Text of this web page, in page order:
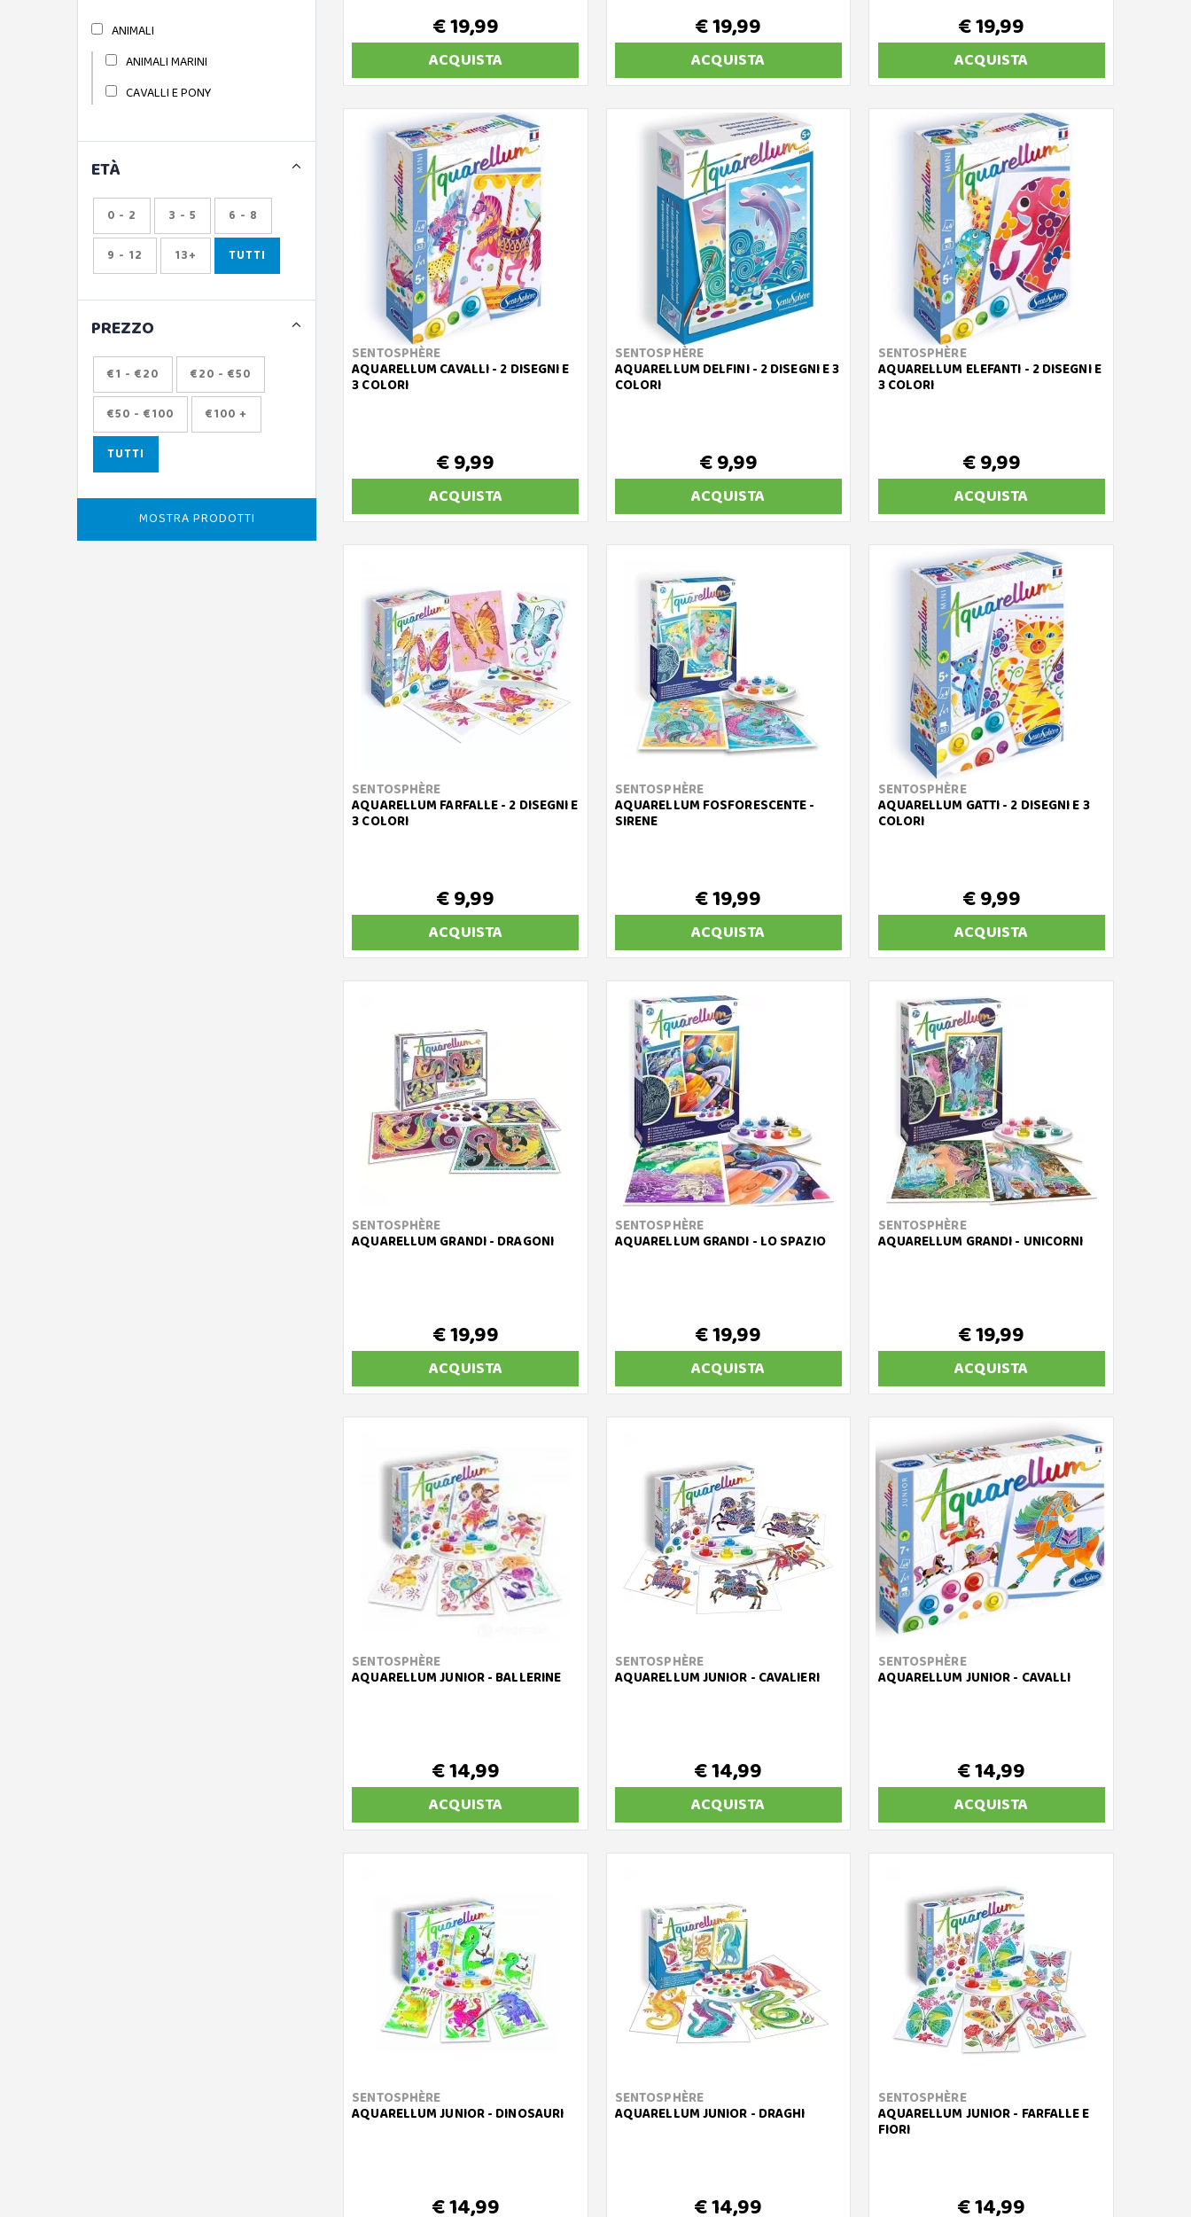
€ 19,99
ACQUISTA
€ 19,99
ACQUISTA
€ 19,99
ACQUISTA
SENTOSPHÈRE
AQUARELLUM CAVALLI - 2 DISEGNI E
3 COLORI
€ 9,99
ACQUISTA
SENTOSPHÈRE
AQUARELLUM DELFINI - 2 DISEGNI E 3
COLORI
€ 9,99
ACQUISTA
SENTOSPHÈRE
AQUARELLUM ELEFANTI - 2 DISEGNI E
3 COLORI
€ 9,99
ACQUISTA
SENTOSPHÈRE
AQUARELLUM FARFALLE - 2 DISEGNI E
3 COLORI
€ 9,99
ACQUISTA
SENTOSPHÈRE
AQUARELLUM FOSFORESCENTE -
SIRENE
€ 19,99
ACQUISTA
SENTOSPHÈRE
AQUARELLUM GATTI - 2 DISEGNI E 3
COLORI
€ 9,99
ACQUISTA
SENTOSPHÈRE
AQUARELLUM GRANDI - DRAGONI
€ 19,99
ACQUISTA
SENTOSPHÈRE
AQUARELLUM GRANDI - LO SPAZIO
€ 19,99
ACQUISTA
SENTOSPHÈRE
AQUARELLUM GRANDI - UNICORNI
€ 19,99
ACQUISTA
SENTOSPHÈRE
AQUARELLUM JUNIOR - BALLERINE
€ 14,99
ACQUISTA
SENTOSPHÈRE
AQUARELLUM JUNIOR - CAVALIERI
€ 14,99
ACQUISTA
SENTOSPHÈRE
AQUARELLUM JUNIOR - CAVALLI
€ 14,99
ACQUISTA
SENTOSPHÈRE
AQUARELLUM JUNIOR - DINOSAURI
€ 14,99
SENTOSPHÈRE
AQUARELLUM JUNIOR - DRAGHI
€ 14,99
SENTOSPHÈRE
AQUARELLUM JUNIOR - FARFALLE E
FIORI
€ 14,99
ANIMALI
ANIMALI MARINI
CAVALLI E PONY
ETÀ
0 - 2 3 - 5 6 - 8
9 - 12 13+ TUTTI
PREZZO
€1 - €20 €20 - €50
€50 - €100 €100 +
TUTTI
MOSTRA PRODOTTI